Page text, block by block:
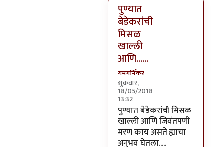
पुण्यात
बेडेकरांची
मिसळ
खाल्ली
आणि......
यमगर्निकर
शुक्रवार,
18/05/2018
13:32
In reply toभिलवडीला फक्त दूध
पुण्यात बेडेकरांची मिसळ
खाल्ली आणि जिवंतपणी
मरण काय असते ह्याचा
अनुभव घेतला.....